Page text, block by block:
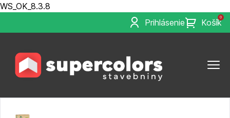
WS_OK_8.3.8
Prihlásenie
0
Košík